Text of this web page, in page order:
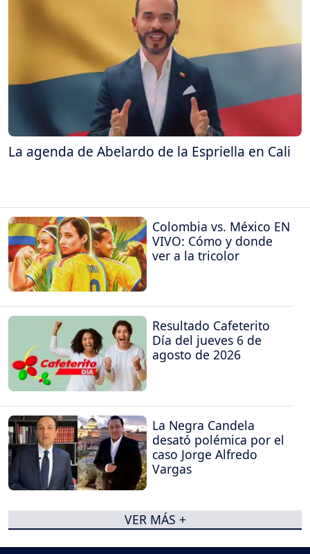
La agenda de Abelardo de la Espriella en Cali
Colombia vs. México EN
VIVO: Cómo y donde
ver a la tricolor
Resultado Cafeterito
Día del jueves 6 de
agosto de 2026
La Negra Candela
desató polémica por el
caso Jorge Alfredo
Vargas
VER MÁS +